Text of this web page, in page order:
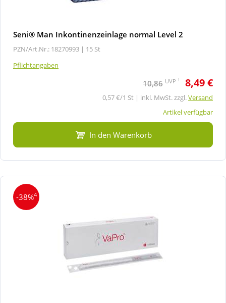
Seni® Man Inkontinenzeinlage normal Level 2
PZN/Art.Nr.: 18270993 | 15 St
Pflichtangaben
10,86 UVP 1 8,49 €
0,57 €/1 St | inkl. MwSt. zzgl.Versand
Artikel verfügbar
In den Warenkorb
-38%4